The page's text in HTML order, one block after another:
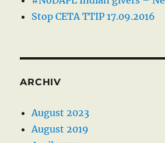
Stop CETA TTIP 17.09.2016
ARCHIV
August 2023
August 2019